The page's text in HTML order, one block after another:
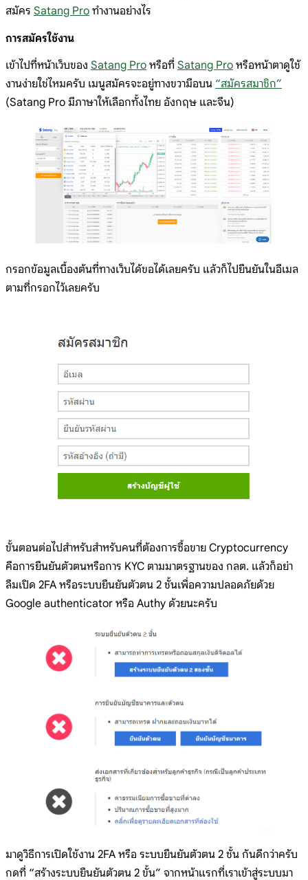
สมัคร Satang Pro ทำงานอย่างไร
การสมัครใช้งาน
เข้าไปที่หน้าเว็บของ Satang Pro หรือที่ Satang Pro หรือหน้าตาดูใช้
งานง่ายใช่ไหมครับ เมนูสมัครจะอยู่ทางขวามือบน “สมัครสมาชิก”
(Satang Pro มีภาษาให้เลือกทั้งไทย อังกฤษ และจีน)
กรอกข้อมูลเบื้องต้นที่ทางเว็บได้ขอได้เลยครับ แล้วก็ไปยืนยันในอีเมล
ตามที่กรอกไว้เลยครับ
ขั้นตอนต่อไปสำหรับสำหรับคนที่ต้องการซื้อขาย Cryptocurrency
คือการยืนยันตัวตนหรือการ KYC ตามมาตรฐานของ กลต. แล้วก็อย่า
ลืมเปิด 2FA หรือระบบยืนยันตัวตน 2 ชั้นเพื่อความปลอดภัยด้วย
Google authenticator หรือ Authy ด้วยนะครับ
มาดูวิธีการเปิดใช้งาน 2FA หรือ ระบบยืนยันตัวตน 2 ชั้น กันดีกว่าครับ
กดที่ “สร้างระบบยืนยันตัวตน 2 ขั้น” จากหน้าแรกที่เราเข้าสู่ระบบมา